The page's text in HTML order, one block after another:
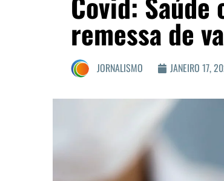
remessa de
JORNALISMO JANEIRO 17,